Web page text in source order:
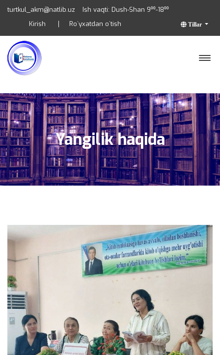
turtkul_akm@natlib.uz Ish vaqti: Dush-Shan 9⁰⁰-18⁰⁰
Tillar
Kirish Ro`yxatdan o`tish
Yangilik haqida